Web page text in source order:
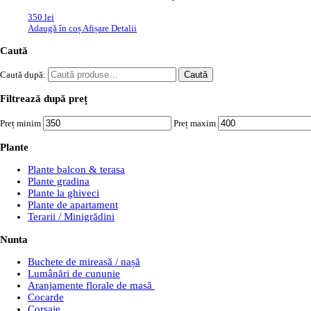
350 lei
Adaugă în coș Afișare Detalii
Caută
Caută după: Caută
Filtrează după preț
Preț minim Preț maxim
Plante
Plante balcon & terasa
Plante gradina
Plante la ghiveci
Plante de apartament
Terarii / Minigrădini
Nunta
Buchete de mireasă / nașă
Lumânări de cununie
Aranjamente florale de masă
Cocarde